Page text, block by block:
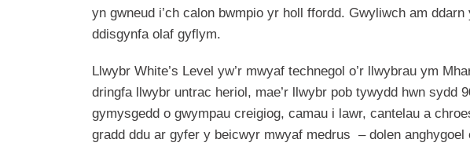
yn gwneud i’ch calon bwmpio yr holl ffordd. Gwyliwch am
ddisgynfa olaf gyflym.
Llwybr White’s Level yw’r mwyaf technegol o’r llwybrau ym
dringfa llwybr untrac heriol, mae’r llwybr pob tywydd hwn sydd
gymysgedd o gwympau creigiog, camau i lawr, cantelau a
gradd ddu ar gyfer y beicwyr mwyaf medrus – dolen anghygoel